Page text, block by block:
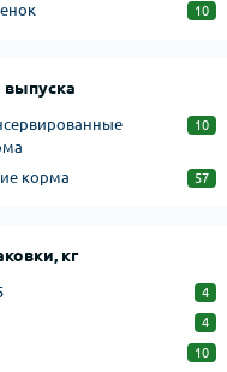
10
10
корма 57
кг
4
4
10